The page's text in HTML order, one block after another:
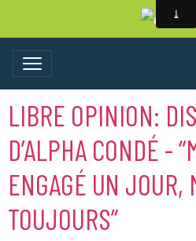
LIBRE OPINION:
D’ALPHA CONDÉ -
ENGAGÉ UN JOUR,
TOUJOURS”